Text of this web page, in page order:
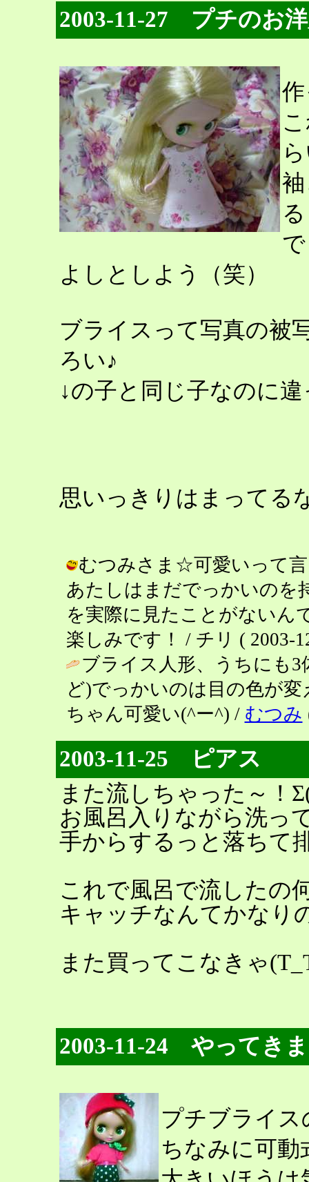
2003-11-27 プチのお
よしとしよう（笑）
ブライスって写真の被
ろい♪
↓の子と同じ子なのに
思いっきりはまってる
むつみさま☆可愛いって
あたしはまだでっかいのを
を実際に見たことがないん
楽しみです！ / チリ ( 2003-
ブライス人形、うちにも
ど)でっかいのは目の色が
ちゃん可愛い(^ー^) / むつみ
2003-11-25 ピアス
また流しちゃった～！
お風呂入りながら洗っ
手からするっと落ちて
これで風呂で流したの
キャッチなんてかなり
また買ってこなきゃ
2003-11-24 やってき
プチブライ
ちなみに可